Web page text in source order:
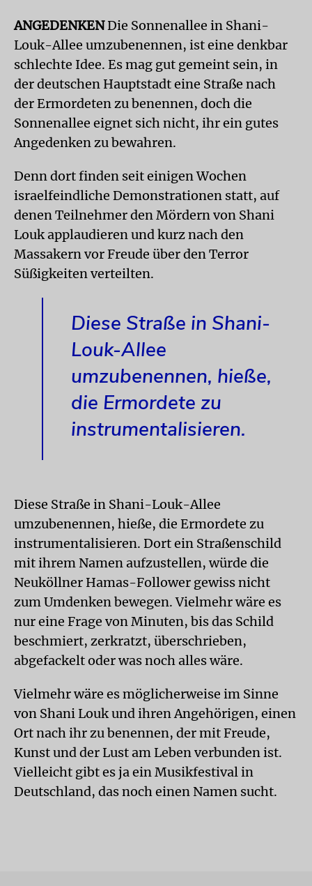
ANGEDENKENDie Sonnenallee in Shani-
Louk-Allee umzubenennen, ist eine denkbar
schlechte Idee. Es mag gut gemeint sein, in
der deutschen Hauptstadt eine Straße nach
der Ermordeten zu benennen, doch die
Sonnenallee eignet sich nicht, ihr ein gutes
Angedenken zu bewahren.
Denn dort finden seit einigen Wochen
israelfeindliche Demonstrationen statt, auf
denen Teilnehmer den Mördern von Shani
Louk applaudieren und kurz nach den
Massakern vor Freude über den Terror
Süßigkeiten verteilten.
Diese Straße in Shani-
Louk-Allee
umzubenennen, hieße,
die Ermordete zu
instrumentalisieren.
Diese Straße in Shani-Louk-Allee
umzubenennen, hieße, die Ermordete zu
instrumentalisieren. Dort ein Straßenschild
mit ihrem Namen aufzustellen, würde die
Neuköllner Hamas-Follower gewiss nicht
zum Umdenken bewegen. Vielmehr wäre es
nur eine Frage von Minuten, bis das Schild
beschmiert, zerkratzt, überschrieben,
abgefackelt oder was noch alles wäre.
Vielmehr wäre es möglicherweise im Sinne
von Shani Louk und ihren Angehörigen, einen
Ort nach ihr zu benennen, der mit Freude,
Kunst und der Lust am Leben verbunden ist.
Vielleicht gibt es ja ein Musikfestival in
Deutschland, das noch einen Namen sucht.